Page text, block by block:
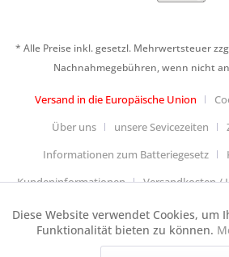
* Alle Preise inkl. gesetzl. Mehrwertsteuer
Nachnahmegebühren, wenn nicht
Versand in die Europäische Union
Über uns
unsere Sevicezeiten
Informationen zum Batteriegesetz
Kundeninformationen
Versandkosten /
Widerrufsbelehrung & Muster-
Datenschutzerklärung
Allgemeine
Funktionale
Diese Website verwendet Cookies, um
Funktionalität bieten zu können.